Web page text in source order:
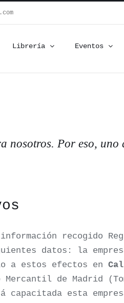
Librería Eventos
nosotros. Por eso,
recogido
datos: la empresa
a estos efectos en
de Madrid
capacitada esta